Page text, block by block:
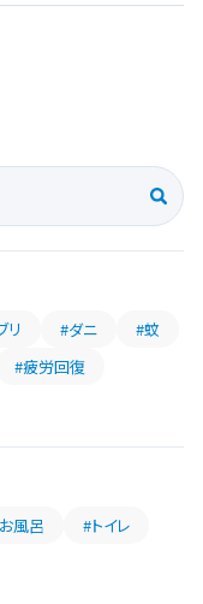
リ #ダニ
#蚊
#疲労回復
風呂
#トイレ